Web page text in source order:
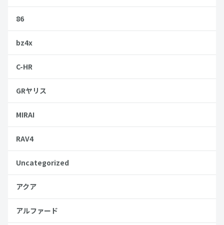
86
bz4x
C-HR
GRヤリス
MIRAI
RAV4
Uncategorized
アクア
アルファード